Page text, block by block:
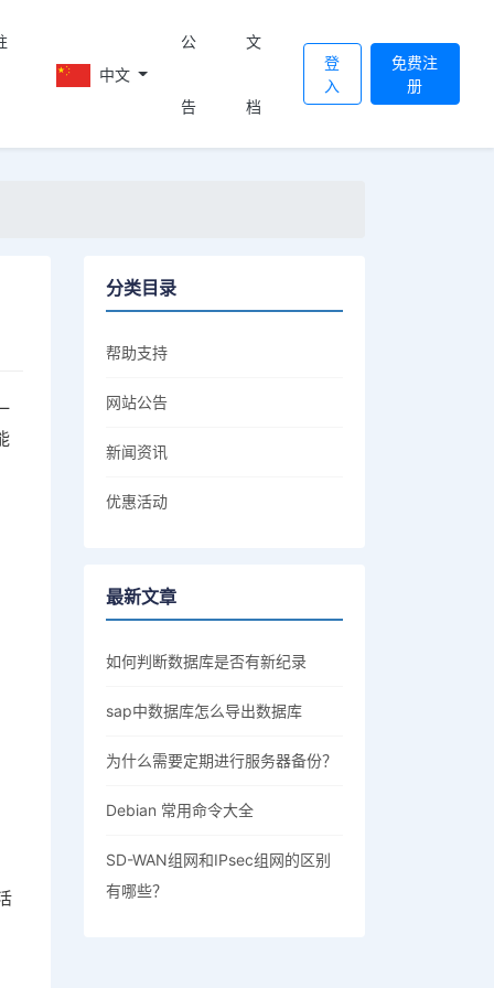
中文
公
告
文
档
登
入
免费注
册
分类目录
帮助支持
网站公告
新闻资讯
优惠活动
最新文章
如何判断数据库是否有新纪录
sap中数据库怎么导出数据库
为什么需要定期进行服务器备份？
Debian 常用命令大全
SD-WAN组网和IPsec组网的区别
有哪些？